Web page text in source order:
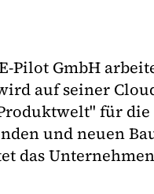
Pilot GmbH
auf seiner
für
und neuen
das